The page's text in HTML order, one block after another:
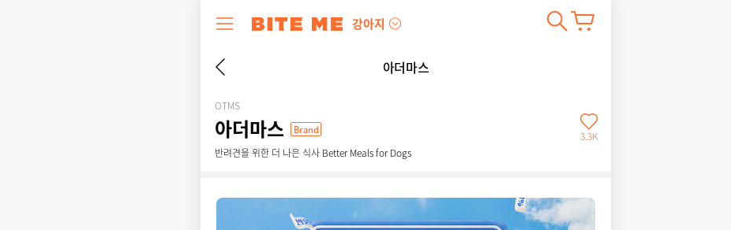
강아지
아더마스
OTMS
아더마스 Brand
3.3K
반려견을 위한 더 나은 식사 Better Meals for Dogs